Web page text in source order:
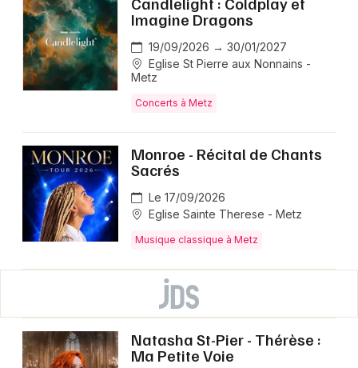
Imagine Dragons
19/09/2026 → 30/01/2027
Eglise St Pierre aux Nonnains -
Metz
Concerts à Metz
Monroe - Récital de Chants
Sacrés
Le 17/09/2026
Eglise Sainte Therese - Metz
Musique classique à Metz
Natasha St-Pier - Thérèse :
Ma Petite Voie